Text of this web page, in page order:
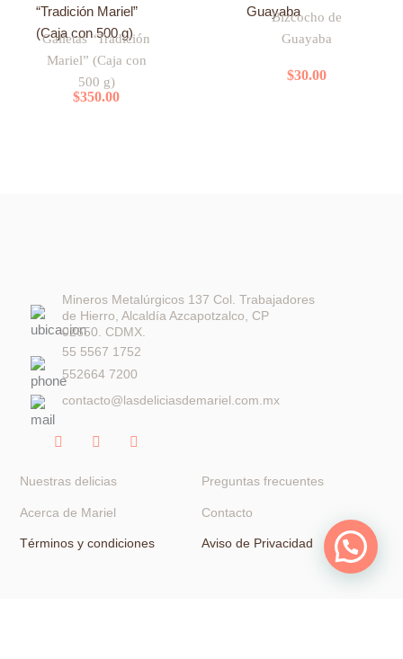
Galletas “Tradición
Mariel” (Caja con
500 g)
$350.00
Bizcocho de
Guayaba
$30.00
Mineros Metalúrgicos 137 Col. Trabajadores
de Hierro, Alcaldía Azcapotzalco, CP
02650. CDMX.
55 5567 1752
552664 7200
contacto@lasdeliciasdemariel.com.mx
F
a
e
b
o
-
I
n
t
a
r
m
W
h
Nuestras delicias
Acerca de Mariel
Términos y condiciones
Preguntas frecuentes
Contacto
Aviso de Privacidad